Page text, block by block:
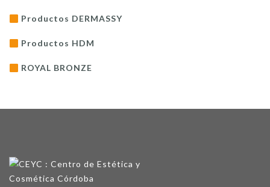
Productos DERMASSY
Productos HDM
ROYAL BRONZE